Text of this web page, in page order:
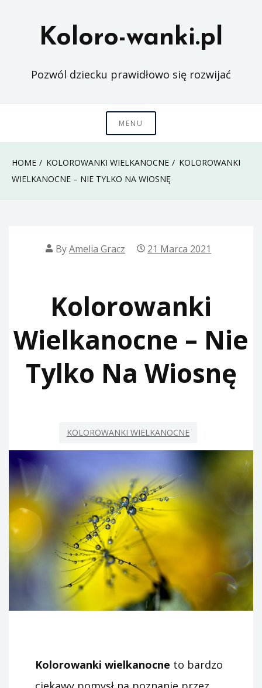
Koloro-wanki.pl
Pozwól dziecku prawidłowo się rozwijać
MENU
HOME KOLOROWANKI WIELKANOCNE
KOLOROWANKI
WIELKANOCNE – NIE TYLKO NA WIOSNĘ
ByAmelia Gracz 21 Marca 2021
Kolorowanki
Wielkanocne – Nie
Tylko Na Wiosnę
KOLOROWANKI WIELKANOCNE
Kolorowanki wielkanocne to bardzo